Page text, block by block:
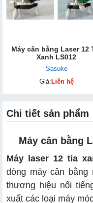
Máy cân bằng Laser 12
Xanh LS012
Sasuke
Giá: Liên hệ
Chi tiết sản phẩm
Máy cân bằng
Máy laser 12 tia
dòng máy cân
thương hiệu nổi
xuất các loại máy